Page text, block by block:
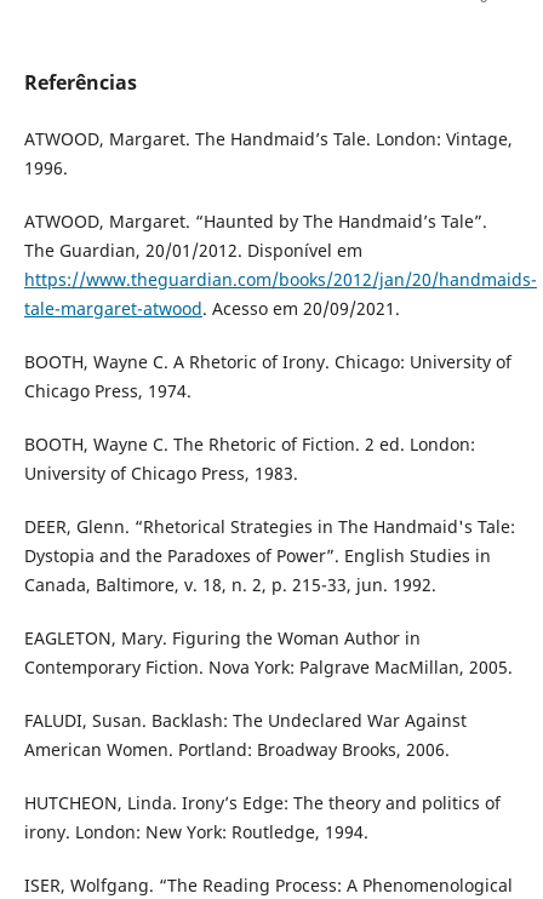
Referências
ATWOOD, Margaret. The Handmaid’s Tale. London: Vintage,
1996.
ATWOOD, Margaret. “Haunted by The Handmaid’s Tale”.
The Guardian, 20/01/2012. Disponível em
https://www.theguardian.com/books/2012/jan/20/handmaids-
tale-margaret-atwood. Acesso em 20/09/2021.
BOOTH, Wayne C. A Rhetoric of Irony. Chicago: University of
Chicago Press, 1974.
BOOTH, Wayne C. The Rhetoric of Fiction. 2 ed. London:
University of Chicago Press, 1983.
DEER, Glenn. “Rhetorical Strategies in The Handmaid's Tale:
Dystopia and the Paradoxes of Power”. English Studies in
Canada, Baltimore, v. 18, n. 2, p. 215-33, jun. 1992.
EAGLETON, Mary. Figuring the Woman Author in
Contemporary Fiction. Nova York: Palgrave MacMillan, 2005.
FALUDI, Susan. Backlash: The Undeclared War Against
American Women. Portland: Broadway Brooks, 2006.
HUTCHEON, Linda. Irony’s Edge: The theory and politics of
irony. London: New York: Routledge, 1994.
ISER, Wolfgang. “The Reading Process: A Phenomenological